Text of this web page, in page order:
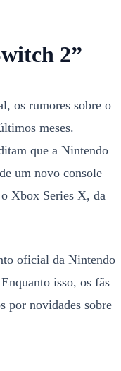
2”
os rumores sobre o
meses.
que a Nintendo
um novo console
Xbox Series X, da
oficial da Nintendo
isso, os fãs
por novidades sobre